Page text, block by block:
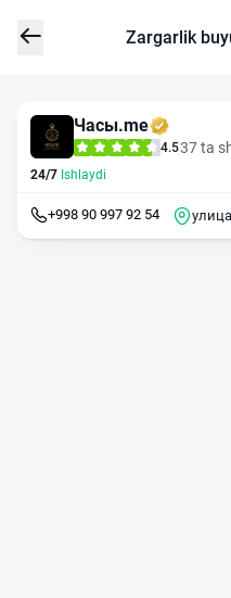
Zargarlik
Часы.me
4.537 ta
24/7 Ishlaydi
+998 90 997 92 54